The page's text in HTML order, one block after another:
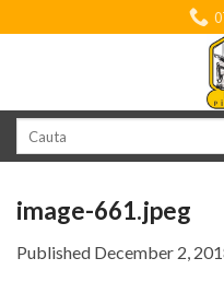
to
image-661.jpeg
Published December 2,